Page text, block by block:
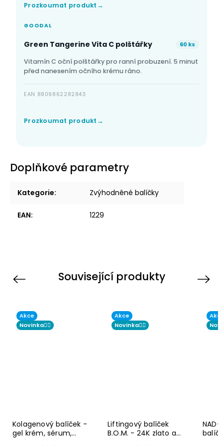
Prozkoumat produkt
GOODAL
Green Tangerine Vita C polštářky 60 ks
Vitamín C oční polštářky pro ranní probuzení. 5 minut
před nanesením očního krému ráno.
EAN 8809862282843
Prozkoumat produkt
Doplňkové parametry
Kategorie: Zvýhodněné balíčky
EAN: 1229
Související produkty
Previous
Akce
Novinka☝🏻
Kolagenový balíček -
gel krém, sérum,
Akce
Novinka☝🏻
Liftingový balíček
B.O.M. - 24K zlato a
Next